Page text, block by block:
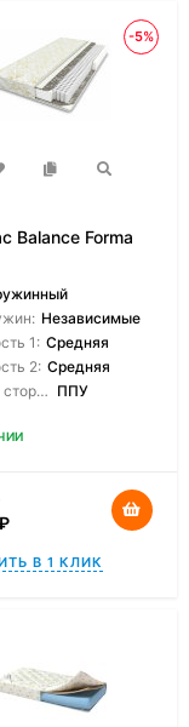
-5%
Balance Forma
Независимые
1: Средняя
2: Средняя
Состав сторон: ППУ
В 1 КЛИК